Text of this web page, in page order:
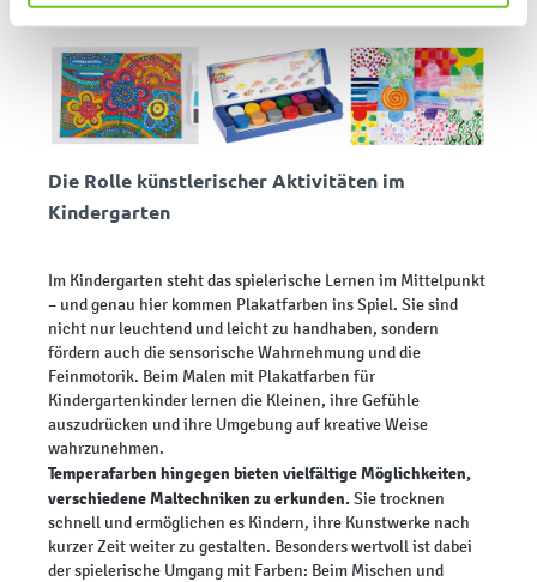
Die Rolle künstlerischer Aktivitäten im
Kindergarten
Im Kindergarten steht das spielerische Lernen im Mittelpunkt
– und genau hier kommen Plakatfarben ins Spiel. Sie sind
nicht nur leuchtend und leicht zu handhaben, sondern
fördern auch die sensorische Wahrnehmung und die
Feinmotorik. Beim Malen mit Plakatfarben für
Kindergartenkinder lernen die Kleinen, ihre Gefühle
auszudrücken und ihre Umgebung auf kreative Weise
wahrzunehmen.
Temperafarben hingegen bieten vielfältige Möglichkeiten,
verschiedene Maltechniken zu erkunden.Sie trocknen
schnell und ermöglichen es Kindern, ihre Kunstwerke nach
kurzer Zeit weiter zu gestalten. Besonders wertvoll ist dabei
der spielerische Umgang mit Farben: Beim Mischen und